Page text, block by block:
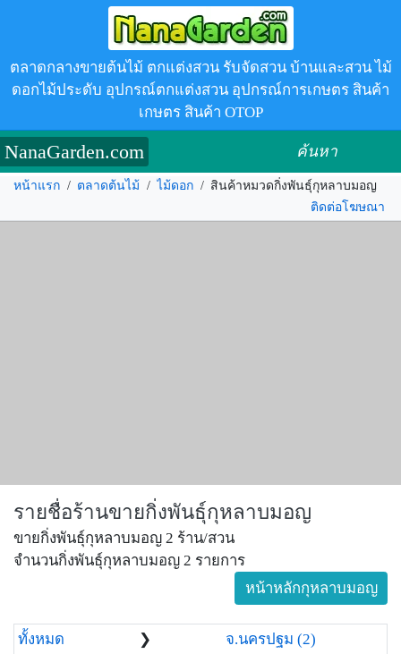
ตลาดกลางขายต้นไม้ ตกแต่งสวน รับจัดสวน บ้านและสวน ไม้
ดอกไม้ประดับ อุปกรณ์ตกแต่งสวน อุปกรณ์การเกษตร สินค้า
เกษตร สินค้า OTOP
NanaGarden.com ค้นหา
หน้าแรก / ตลาดต้นไม้ / ไม้ดอก / สินค้าหมวดกิ่งพันธุ์กุหลาบมอญ
ติดต่อโฆษณา
รายชื่อร้านขายกิ่งพันธุ์กุหลาบมอญ
ขายกิ่งพันธุ์กุหลาบมอญ 2 ร้าน/สวน
จำนวนกิ่งพันธุ์กุหลาบมอญ 2 รายการ
หน้าหลักกุหลาบมอญ
ทั้งหมด ❯ จ.นครปฐม (2)